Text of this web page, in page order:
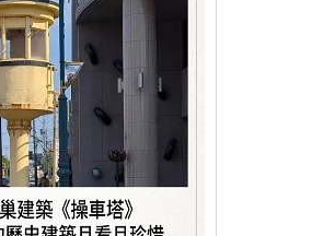
若松孝二,若松獨立GO GO GO